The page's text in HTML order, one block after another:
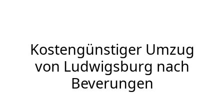
Kostengünstiger Umzug
von Ludwigsburg nach
Beverungen